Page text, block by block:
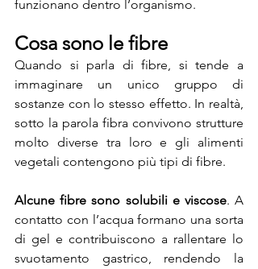
funzionano dentro l’organismo.
Cosa sono le fibre
Quando si parla di fibre, si tende a
immaginare un unico gruppo di
sostanze con lo stesso effetto. In realtà,
sotto la parola fibra convivono strutture
molto diverse tra loro e gli alimenti
vegetali contengono più tipi di fibre.
Alcune fibre sono solubili e viscose. A
contatto con l’acqua formano una sorta
di gel e contribuiscono a rallentare lo
svuotamento gastrico, rendendo la